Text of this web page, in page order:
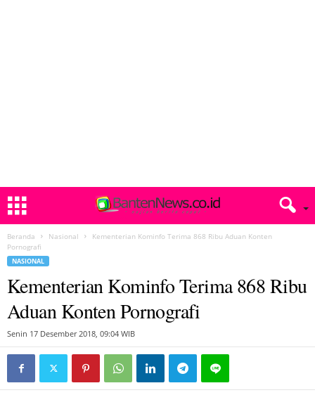
Beranda Nasional
Kementerian Kominfo Terima 868 Ribu Aduan Konten
Pornografi
NASIONAL
Kementerian Kominfo Terima 868 Ribu
Aduan Konten Pornografi
Senin 17 Desember 2018, 09:04 WIB